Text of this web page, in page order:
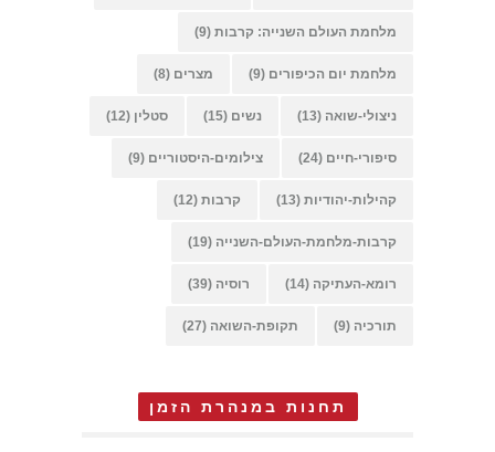
מלחמת העולם השנייה: קרבות (9)
מלחמת יום הכיפורים (9) מצרים (8)
ניצולי-שואה (13) נשים (15) סטלין (12)
סיפורי-חיים (24) צילומים-היסטוריים (9)
קהילות-יהודיות (13) קרבות (12)
קרבות-מלחמת-העולם-השנייה (19)
רומא-העתיקה (14) רוסיה (39)
תורכיה (9) תקופת-השואה (27)
תחנות במנהרת הזמן